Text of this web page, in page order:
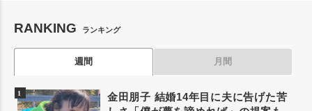
RANKING ランキング
週間 月間
金田朋子 結婚14年目に夫に告げた苦